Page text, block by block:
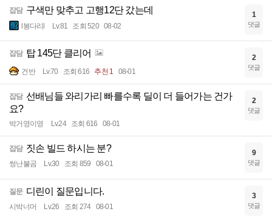
잡담 구색만 맞추고 고행12단 갔는데
l봉다리l Lv.81 조회 520 08-02
1
댓글
잡담 탑 145단 클리어
건반 Lv.70 조회 616 추천 1 08-01
2
댓글
잡담 선배님들 와리가리 빠를수록 딜이 더 들어가는 건가
요?
박거영이영 Lv.24 조회 616 08-01
2
댓글
잡담 짓손 빌드 하시는 분?
썽난불곰 Lv.30 조회 859 08-01
9
댓글
질문 디린이 질문입니다.
시박너머 Lv.26 조회 274 08-01
3
댓글